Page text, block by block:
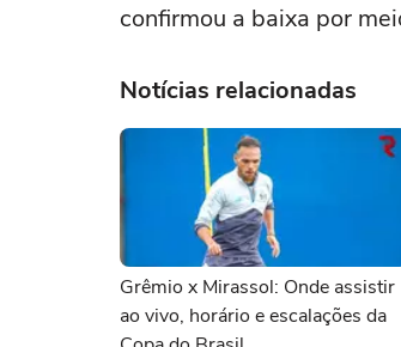
confirmou a baixa por
Notícias relacionadas
Grêmio x Mirassol: Onde assistir
ao vivo, horário e escalações da